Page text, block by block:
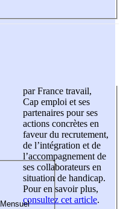
par France travail,
Cap emploi et ses
partenaires pour ses
actions concrètes en
faveur du recrutement,
de l’intégration et de
l’accompagnement de
ses collaborateurs en
situation de handicap.
Pour en savoir plus,
consultez cet article.